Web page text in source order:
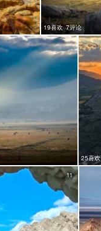
19喜欢 7评论
25喜欢
11